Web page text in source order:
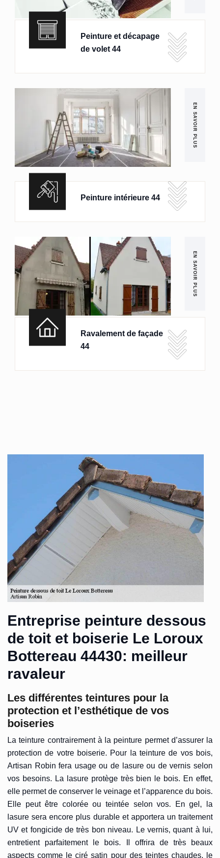
Peinture et décapage
de volet 44
EN SAVOIR PLUS
Peinture intérieure 44
EN SAVOIR PLUS
Ravalement de façade
44
Entreprise peinture dessous
de toit et boiserie Le Loroux
Bottereau 44430: meilleur
ravaleur
Les différentes teintures pour la
protection et l’esthétique de vos
boiseries
La teinture contrairement à la peinture permet d’assurer la
protection de votre boiserie. Pour la teinture de vos bois,
Artisan Robin fera usage ou de lasure ou de vernis selon
vos besoins. La lasure protège très bien le bois. En effet,
elle permet de conserver le veinage et l’apparence du bois.
Elle peut être colorée ou teintée selon vos. En gel, la
lasure sera encore plus durable et apportera un traitement
UV et fongicide de très bon niveau. Le vernis, quant à lui,
entretient parfaitement le bois. Il offrira de très beaux
aspects comme le ciré satin pour des teintes chaudes, le